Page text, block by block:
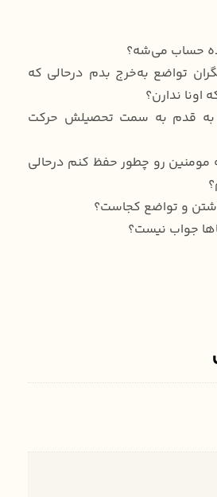
حساب می‌شه؟
تواضع به‌خرج بدم درحالی که
اونا ندارن؟
به قدم به سمت تحصیلش حرکت
مومنین رو چطور حفظ کنم درحالی
و تواضع کجاست؟
جواب نیست؟